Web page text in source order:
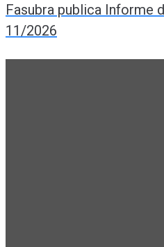
Fasubra publica Informe
11/2026